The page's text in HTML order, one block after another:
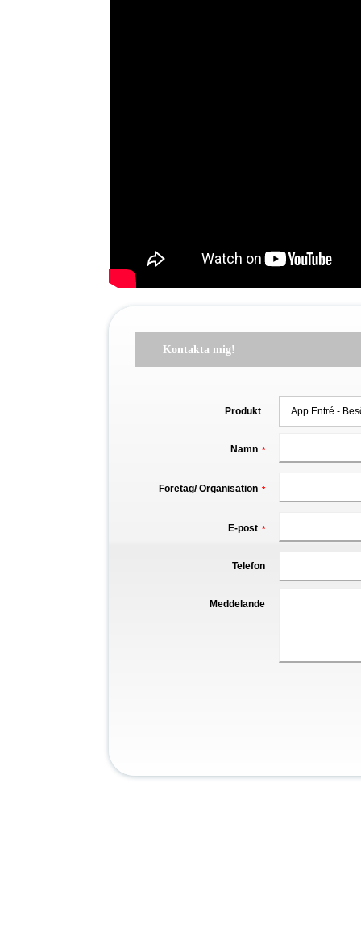
Kontakta mig!
Produkt
Namn *
Företag/ Organisation *
E-post *
Telefon
Meddelande